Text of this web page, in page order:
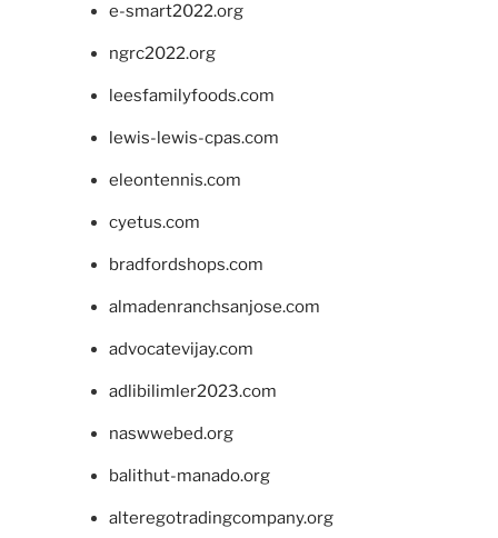
e-smart2022.org
ngrc2022.org
leesfamilyfoods.com
lewis-lewis-cpas.com
eleontennis.com
cyetus.com
bradfordshops.com
almadenranchsanjose.com
advocatevijay.com
adlibilimler2023.com
naswwebed.org
balithut-manado.org
alteregotradingcompany.org